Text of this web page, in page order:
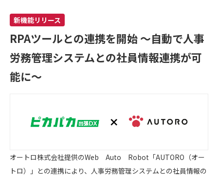
新機能リリース
RPAツールとの連携を開始 ～自動で人事
労務管理システムとの社員情報連携が可
能に～
オートロ株式会社提供のWeb Auto Robot「AUTORO（オー
トロ）」との連携により、人事労務管理システムとの社員情報の